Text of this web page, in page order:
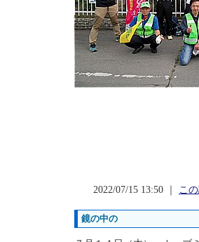
2022/07/15 13:50 ｜ こ
鏡の中の